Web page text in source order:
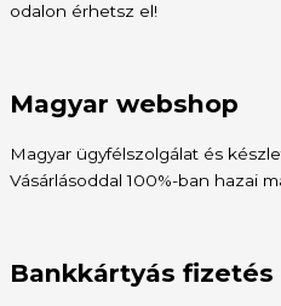
odalon érhetsz el!
Magyar webshop
Magyar ügyfélszolgálat és
Vásárlásoddal 100%-ban hazai
Bankkártyás fizetés